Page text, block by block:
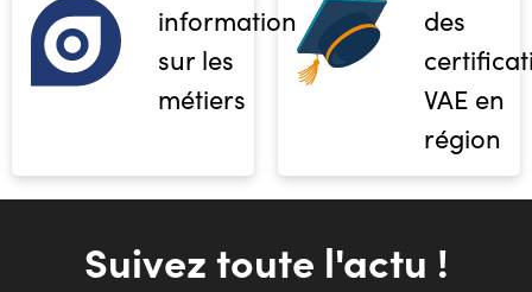
informations
sur les
métiers
des
VAE en
région
Suivez toute l'actu !